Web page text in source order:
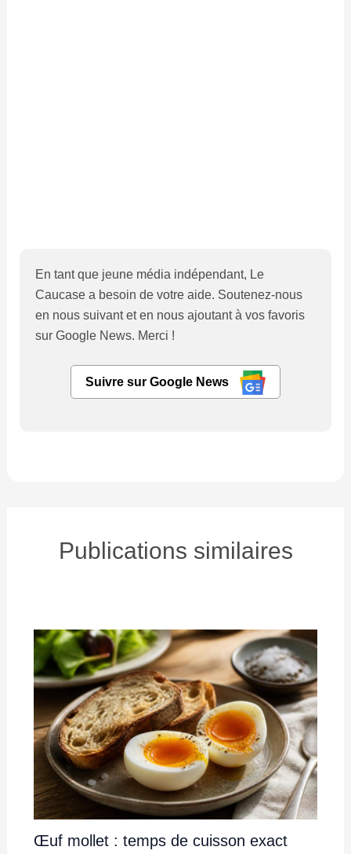
En tant que jeune média indépendant, Le
Caucase a besoin de votre aide. Soutenez-nous
en nous suivant et en nous ajoutant à vos favoris
sur Google News. Merci !
Suivre sur Google News
Publications similaires
Œuf mollet : temps de cuisson exact